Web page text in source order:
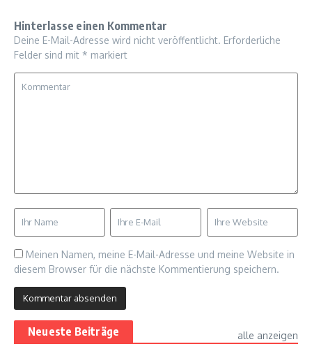
Hinterlasse einen Kommentar
Deine E-Mail-Adresse wird nicht veröffentlicht. Erforderliche
Felder sind mit * markiert
Meinen Namen, meine E-Mail-Adresse und meine Website in
diesem Browser für die nächste Kommentierung speichern.
Neueste Beiträge alle anzeigen